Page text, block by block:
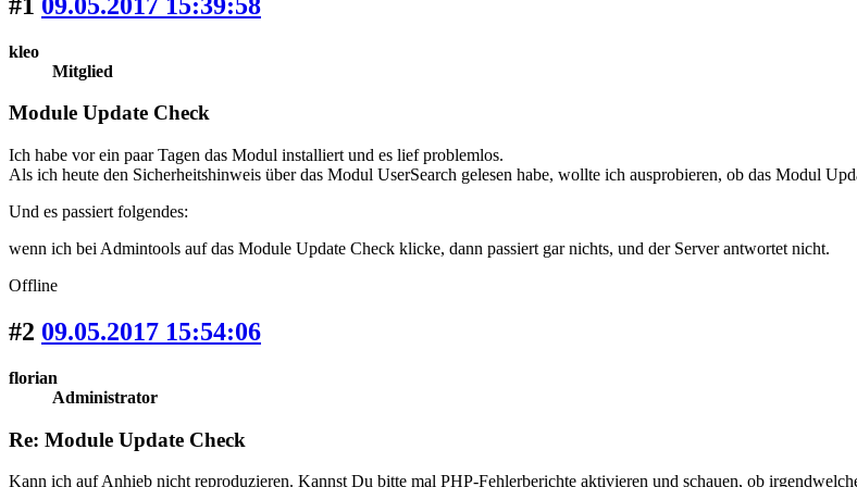
kleo
Mitglied
Module Update Check
Ich habe vor ein paar Tagen das Modul installiert und es lief problemlos.
Als ich heute den Sicherheitshinweis über das Modul UserSearch gelesen habe, wollte ich ausprobieren, ob das Modul
Und es passiert folgendes:
wenn ich bei Admintools auf das Module Update Check klicke, dann passiert gar nichts, und der Server antwortet nicht.
Offline
#2 09.05.2017 15:54:06
florian
Administrator
Re: Module Update Check
Kann ich auf Anhieb nicht reproduzieren. Kannst Du bitte mal PHP-Fehlerberichte aktivieren und schauen, ob